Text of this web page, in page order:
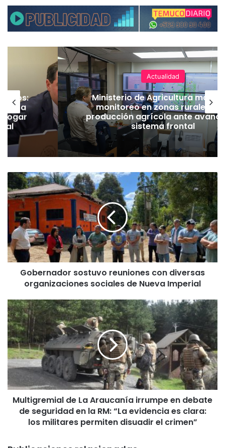
Actualidad
Ministerio de Agricultura mantiene
monitoreo en zonas rurales y de
producción agrícola ante avance del
sistema frontal
G
o
b
e
a
d
o
s
t
u
v
o
r
e
n
Gobernador sostuvo reuniones con diversas
organizaciones sociales de Nueva Imperial
M
u
l
t
i
g
r
e
m
Multigremial de La Araucanía irrumpe en debate
de seguridad en la RM: “La evidencia es clara:
los militares permiten disuadir el crimen”